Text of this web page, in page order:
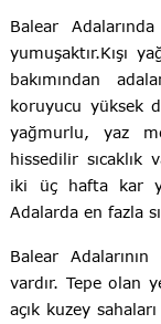
Balear
yumuşaktır.Kışı
bakımından
koruyucu yüksek
yağmurlu, yaz
hissedilir sıcaklık
iki üç hafta kar
Adalarda en fazla
Balear
vardır. Tepe olan
açık kuzey